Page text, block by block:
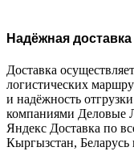
Надёжная
Доставка
логистических
и надёжность
компаниями
Яндекс Доставка по
Кыргызстан,